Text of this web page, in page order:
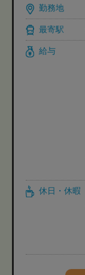
勤務地
最寄駅
給与
休日・休暇